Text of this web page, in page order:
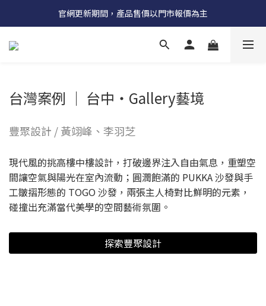
受國際原物料價格上漲，法國自 5/18 起全系列產品調漲 3%
官網更新期間，產品售價以門市報價為主
受國際原物料價格上漲，法國自 5/18 起全系列產品調漲 3%
台灣案例 │ 台中‧Gallery藝境
豐聚設計 / 黃翊峰、李羽芝
現代風的挑高樓中樓設計，打破邊界注入自由氣息，重塑空
間讓空氣與陽光在室內流動；圓潤飽滿的 PUKKA 沙發與手
工皺摺形態的 TOGO 沙發，兩張主人椅對比鮮明的元素，
碰撞出充滿當代美學的空間藝術氛圍。
探索豐聚設計